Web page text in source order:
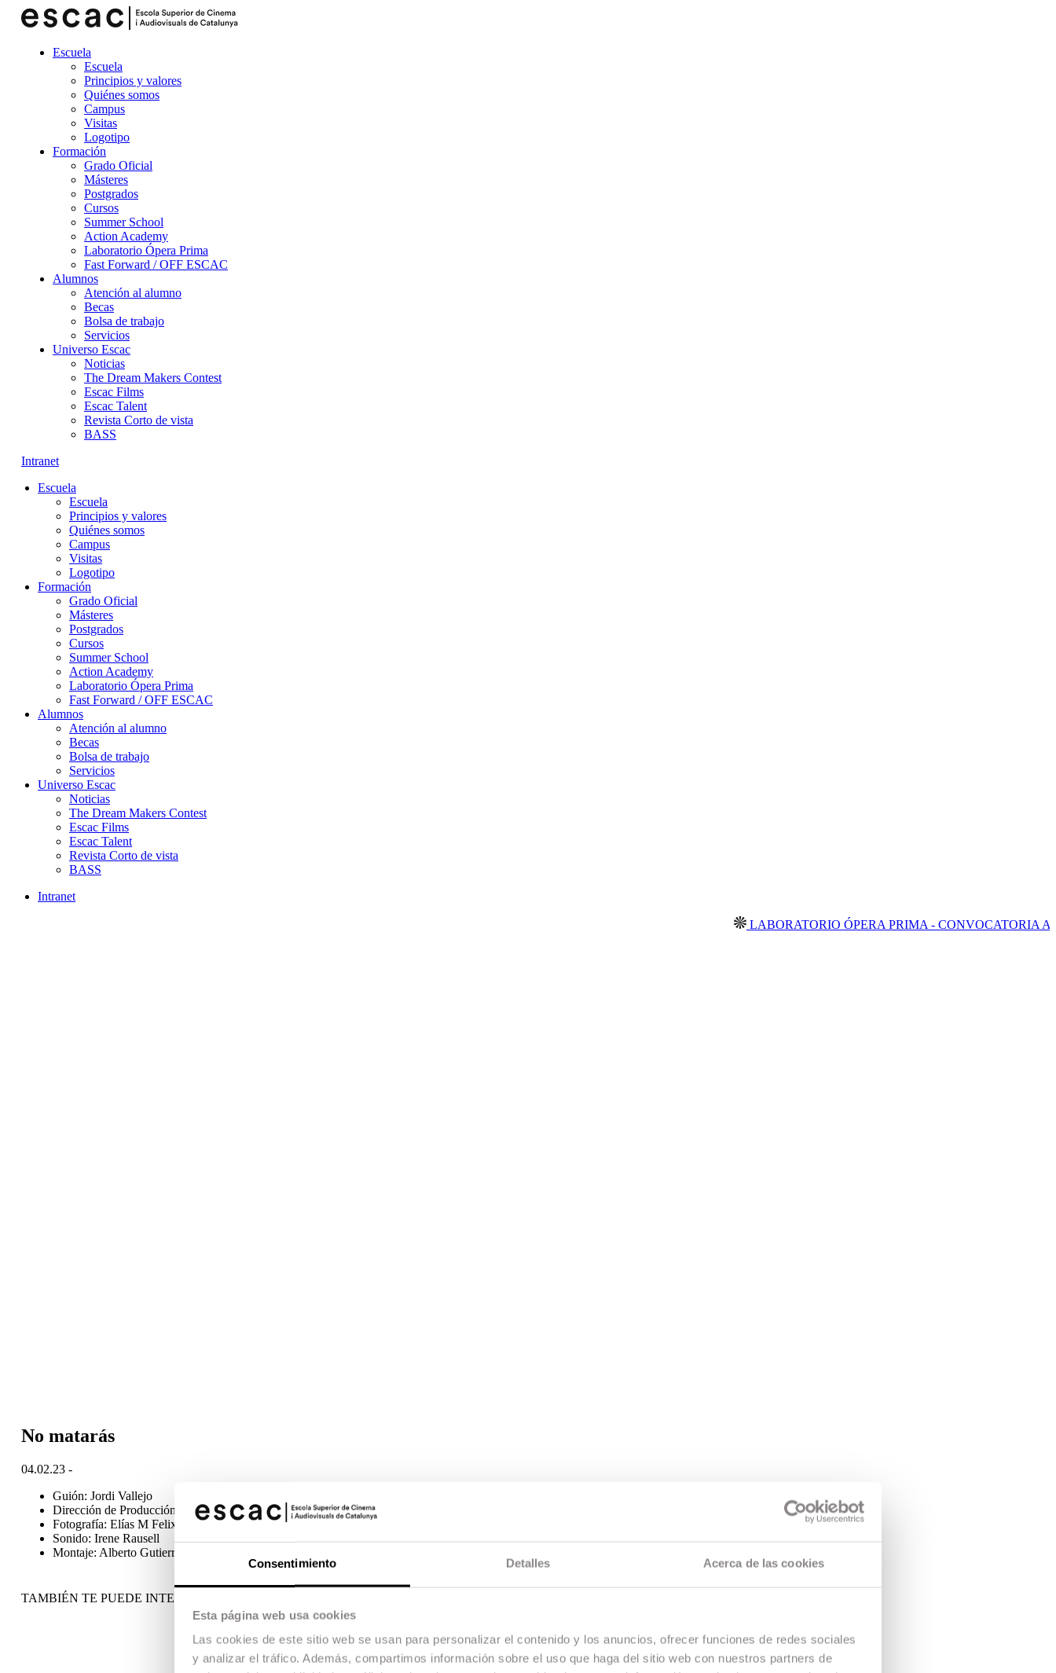
Consentimiento Detalles Acerca de las cookies
Esta página web usa cookies
Las cookies de este sitio web se usan para personalizar el contenido y los anuncios, ofrecer funciones de redes sociales
y analizar el tráfico. Además, compartimos información sobre el uso que haga del sitio web con nuestros partners de
Escuela
Escuela
Principios y valores
Quiénes somos
Campus
Visitas
Logotipo
Formación
Grado Oficial
Másteres
Postgrados
Cursos
Summer School
Action Academy
Laboratorio Ópera Prima
Fast Forward / OFF ESCAC
Alumnos
Atención al alumno
Becas
Bolsa de trabajo
Servicios
Universo Escac
Noticias
The Dream Makers Contest
Escac Films
Escac Talent
Revista Corto de vista
BASS
Intranet
Escuela
Escuela
Principios y valores
Quiénes somos
Campus
Visitas
Logotipo
Formación
Grado Oficial
Másteres
Postgrados
Cursos
Summer School
Action Academy
Laboratorio Ópera Prima
Fast Forward / OFF ESCAC
Alumnos
Atención al alumno
Becas
Bolsa de trabajo
Servicios
Universo Escac
Noticias
The Dream Makers Contest
Escac Films
Escac Talent
Revista Corto de vista
BASS
Intranet
LABORATORIO ÓPERA PRIMA - CONVOCATORIA ABIERTA
No matarás
04.02.23 -
Guión: Jordi Vallejo
Dirección de Producción: Ester Velasco
Fotografía: Elías M Felix
Sonido: Irene Rausell
Montaje: Alberto Gutierrez
TAMBIÉN TE PUEDE INTERESAR